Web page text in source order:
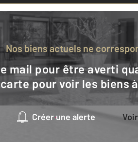
Nos biens actuels ne
carte pour voir les biens
Créer une alerte